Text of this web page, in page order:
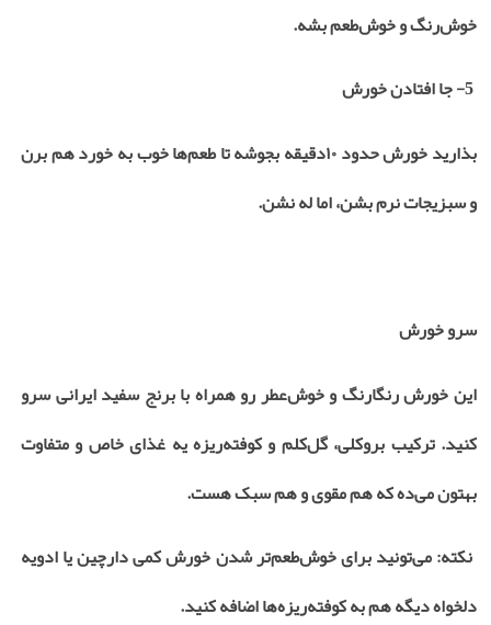
خوش‌رنگ و خوش‌طعم بشه.
5- جا افتادن خورش
بذارید خورش حدود۱۰دقیقه بجوشه تا طعم‌ها خوب به خورد هم برن
و سبزیجات نرم بشن، اما له نشن.
سرو خورش
این خورش رنگارنگ و خوش‌عطر رو همراه با برنج سفید ایرانی سرو
کنید. ترکیب بروکلی، گل‌کلم و کوفته‌ریزه یه غذای خاص و متفاوت
بهتون می‌ده که هم مقوی و هم سبک هست.
نکته: می‌تونید برای خوش‌طعم‌تر شدن خورش کمی دارچین یا ادویه
دلخواه دیگه هم به کوفته‌ریزه‌ها اضافه کنید.